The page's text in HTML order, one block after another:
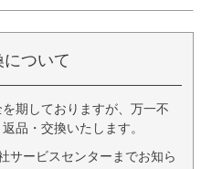
ついて
期しておりますが、万一不
品・交換いたします。
サービスセンターまでお知ら